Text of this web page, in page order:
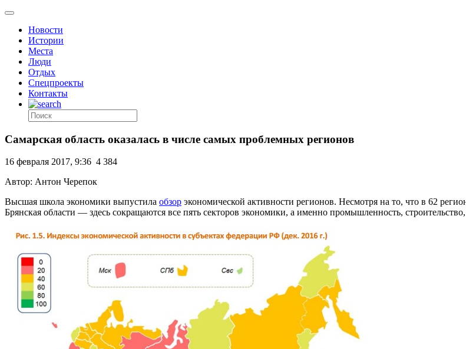
Новости
Истории
Места
Люди
Отдых
Спецпроекты
Контакты
Самарская область оказалась в числе самых проблемных регионов
16 февраля 2017, 9:36 4 384
Автор: Антон Черепок
Высшая школа экономики выпустила обзор экономической активности регионов. Несмотря на то, что в 62
Брянская области — здесь сокращаются все пять секторов экономики, а именно промышленность,